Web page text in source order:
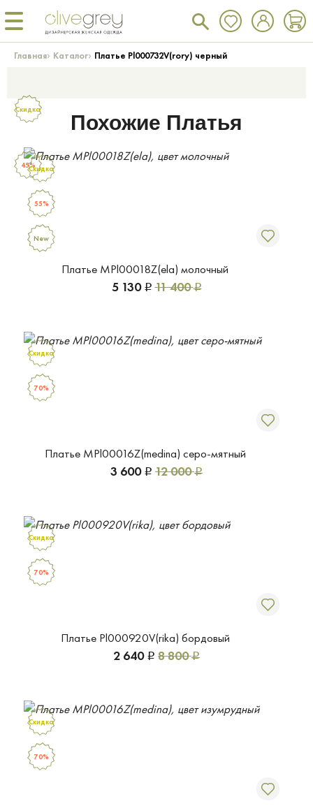
Главная› Каталог› Платье Pl000732V(rory) черный
Скидка
45%
Похожие Платья
Платье MPl00018Z(ela) молочный
5 130 Р 11 400Р
Скидка
55%
New
Платье MPl00016Z(medina) серо-мятный
3 600 Р 12 000Р
Скидка
70%
Платье Pl000920V(rika) бордовый
2 640 Р 8 800Р
Скидка
70%
Скидка
70%